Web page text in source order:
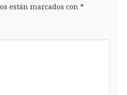
están marcados con *